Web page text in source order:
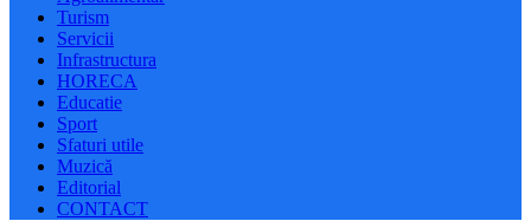
Turism
Servicii
Infrastructura
HORECA
Educatie
Sport
Sfaturi utile
Muzică
Editorial
CONTACT